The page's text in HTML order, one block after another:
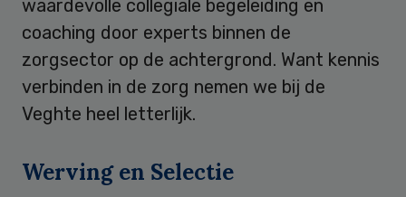
waardevolle collegiale begeleiding en
coaching door experts binnen de
zorgsector op de achtergrond. Want kennis
verbinden in de zorg nemen we bij de
Veghte heel letterlijk.
Werving en Selectie